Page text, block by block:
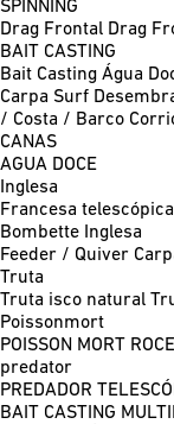
SPINNING
Drag Frontal Drag
BAIT CASTING
Bait Casting Água
Carpa Surf
/ Costa / Barco
CANAS
AGUA DOCE
Inglesa
Francesa telescópica
Bombette Inglesa
Feeder / Quiver
Truta
Truta isco natural
Poissonmort
POISSON MORT
predator
PREDADOR
BAIT CASTING